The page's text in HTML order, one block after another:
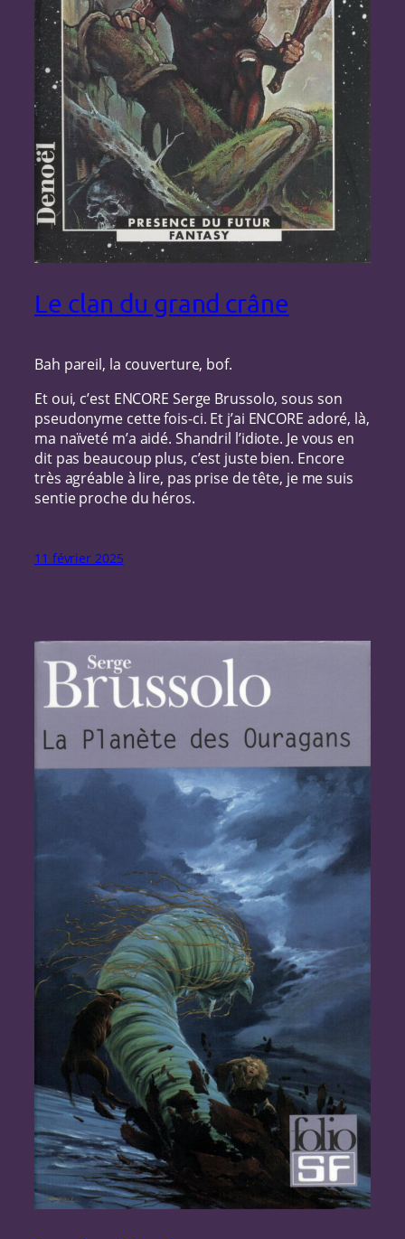
Le clan du grand crâne
Bah pareil, la couverture, bof.
Et oui, c’est ENCORE Serge Brussolo, sous son
pseudonyme cette fois-ci. Et j’ai ENCORE adoré, là,
ma naïveté m’a aidé. Shandril l’idiote. Je vous en
dit pas beaucoup plus, c’est juste bien. Encore
très agréable à lire, pas prise de tête, je me suis
sentie proche du héros.
11 février 2025